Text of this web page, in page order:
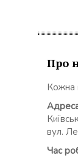
Про
Кожна
вул.
Час